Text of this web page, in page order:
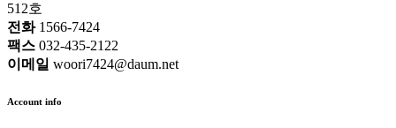
512호
전화1566-7424
팩스 032-435-2122
이메일 woori7424@daum.net
Account info